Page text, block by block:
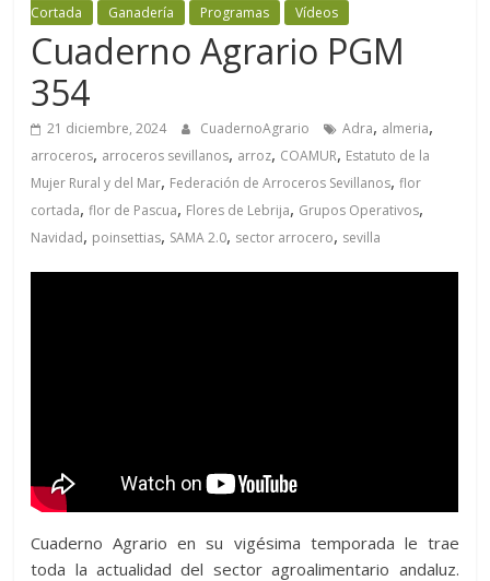
Cortada
Ganadería Programas Vídeos
Cuaderno Agrario PGM
354
21 diciembre, 2024 CuadernoAgrario Adra, almeria,
arroceros, arroceros sevillanos, arroz, COAMUR, Estatuto de la
Mujer Rural y del Mar, Federación de Arroceros Sevillanos,flor
cortada,flor de Pascua, Flores de Lebrija, Grupos Operativos,
Navidad, poinsettias, SAMA 2.0, sector arrocero, sevilla
Cuaderno Agrario en su vigésima temporada le trae
toda la actualidad del sector agroalimentario andaluz.